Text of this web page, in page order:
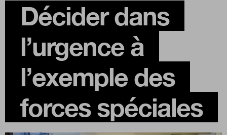
Rubriques
Thèmes
Numéros
Décider dans
l’urgence à
l’exemple des
forces spéciales